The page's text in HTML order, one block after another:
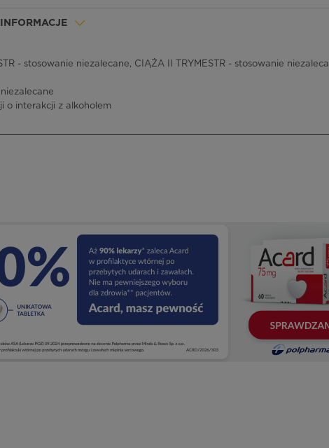
- stosowanie niezalecane, CIĄŻA II TRYMESTR - stosowanie
o interakcji z alkoholem